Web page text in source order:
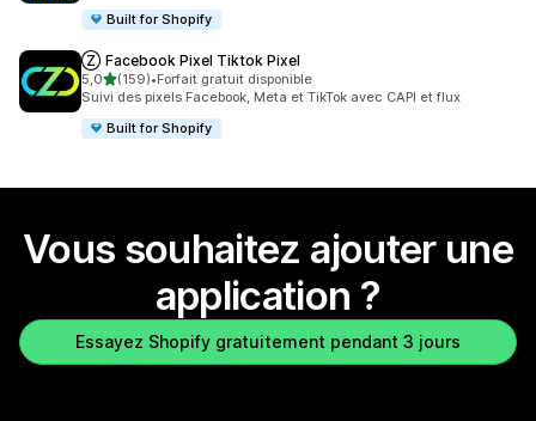
Built for Shopify
Ⓩ Facebook Pixel Tiktok Pixel
5,0étoile(s) sur 5
(159)
159 avis au total
•Forfait gratuit disponible
Suivi des pixels Facebook, Meta et TikTok avec CAPI et flux
Built for Shopify
Vous souhaitez ajouter une
application ?
Essayez Shopify gratuitement pendant 3 jours